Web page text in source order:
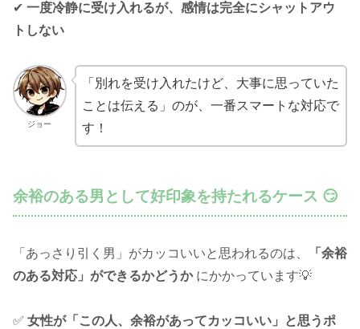
✔ 一度冷静に受け入れるが、感情は完全にシャットアウ
トしない
ジョー
「別れを受け入れたけど、大事に思っていた
ことは伝える」のが、一番スマートな対応で
す！
余裕のある男として好印象を持たれるケース 😏
「あっさり引く男」がカッコいいと思われるのは、
「余裕
のある対応」ができるかどうかにかかっています💡
✅ 女性が「この人、余裕があってカッコいい」と思うポ